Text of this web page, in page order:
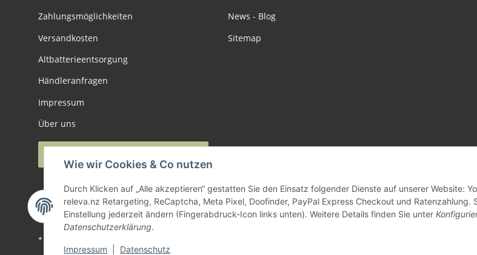
Wie wir Cookies & Co nutzen
Durch Klicken auf „Alle akzeptieren“ gestatten Sie den Einsatz folgender Dienste auf unserer Website:
releva.nz Retargeting, ReCaptcha, Meta Pixel, Doofinder, PayPal Express Checkout und Ratenzahlung.
Einstellung jederzeit ändern (Fingerabdruck-Icon links unten). Weitere Details finden Sie unter
Datenschutzerklärung.
Impressum Datenschutz
Zahlungsmöglichkeiten
Versandkosten
Altbatterieentsorgung
Händleranfragen
Impressum
Über uns
News - Blog
Sitemap
* Alle Preise inkl. gesetzlicher USt., zzgl.